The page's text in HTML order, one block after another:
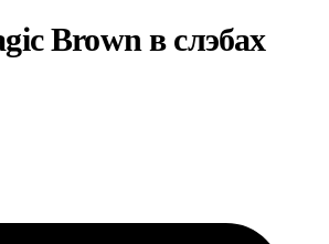
Brown в слэбах